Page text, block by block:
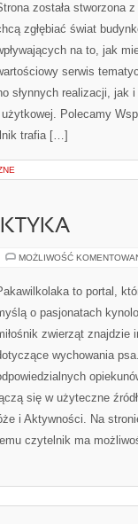
została stworzona
zgłębiać świat
na to, jak
serwis
słynnych realizacji, jak
Polecamy
trafia […]
MOŻLIWOŚĆ
to portal,
o pasjonatach
zwierząt znajdzie
wychowania
się w użyteczne
i Aktywności. Na
czytelnik ma